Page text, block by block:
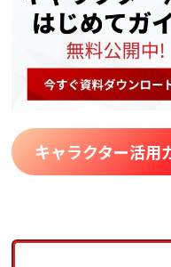
キャラクター活